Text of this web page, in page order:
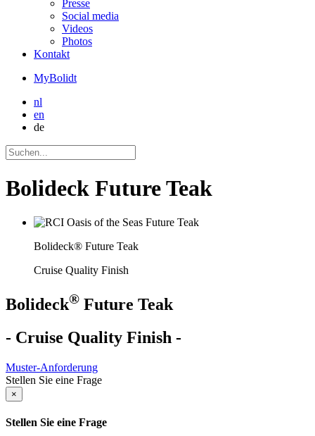
Presse
Social media
Videos
Photos
Kontakt
MyBolidt
nl
en
de
Bolideck Future Teak
Bolideck® Future Teak
Cruise Quality Finish
Bolideck® Future Teak
- Cruise Quality Finish -
Muster-Anforderung
Stellen Sie eine Frage
×
Stellen Sie eine Frage